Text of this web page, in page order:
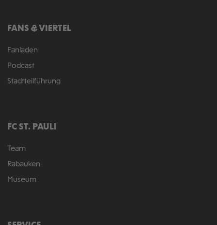
FANS & VIERTEL
Fanladen
Podcast
Stadtteilführung
FC ST. PAULI
Team
Rabauken
Museum